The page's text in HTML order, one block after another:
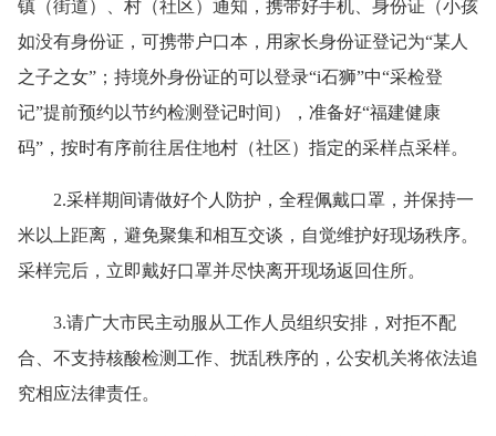
镇（街道）、村（社区）通知，携带好手机、身份证（小孩
如没有身份证，可携带户口本，用家长身份证登记为“某人
之子之女”；持境外身份证的可以登录“i石狮”中“采检登
记”提前预约以节约检测登记时间），准备好“福建健康
码”，按时有序前往居住地村（社区）指定的采样点采样。
2.采样期间请做好个人防护，全程佩戴口罩，并保持一
米以上距离，避免聚集和相互交谈，自觉维护好现场秩序。
采样完后，立即戴好口罩并尽快离开现场返回住所。
3.请广大市民主动服从工作人员组织安排，对拒不配
合、不支持核酸检测工作、扰乱秩序的，公安机关将依法追
究相应法律责任。